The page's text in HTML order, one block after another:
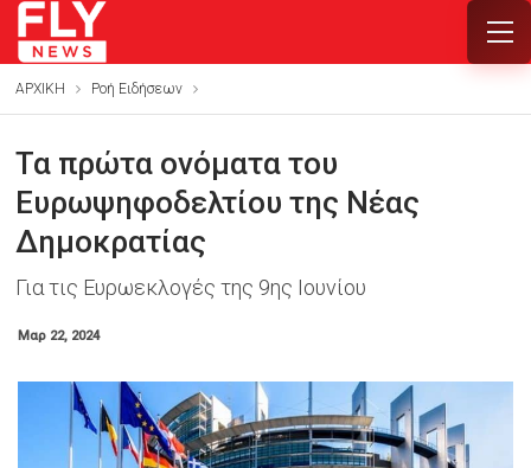
ΑΡΧΙΚΗ Ροή Ειδήσεων
Τα πρώτα ονόματα του
Ευρωψηφοδελτίου της Νέας
Δημοκρατίας
Για τις Ευρωεκλογές της 9ης Ιουνίου
Μαρ 22, 2024